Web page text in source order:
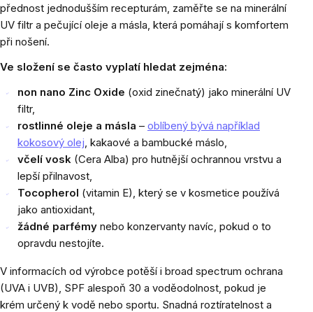
přednost jednodušším recepturám, zaměřte se na minerální
UV filtr a pečující oleje a másla, která pomáhají s komfortem
při nošení.
Ve složení se často vyplatí hledat zejména:
non nano Zinc Oxide (oxid zinečnatý) jako minerální UV
filtr,
rostlinné oleje a másla – oblíbený bývá například
kokosový olej , kakaové a bambucké máslo,
včelí vosk (Cera Alba) pro hutnější ochrannou vrstvu a
lepší přilnavost,
Tocopherol (vitamin E), který se v kosmetice používá
jako antioxidant,
žádné parfémy nebo konzervanty navíc, pokud o to
opravdu nestojíte.
V informacích od výrobce potěší i broad spectrum ochrana
(UVA i UVB), SPF alespoň 30 a voděodolnost, pokud je
krém určený k vodě nebo sportu. Snadná roztíratelnost a